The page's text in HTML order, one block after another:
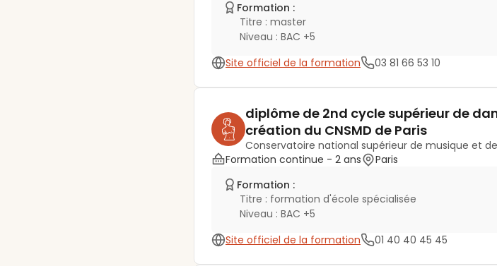
Formation :
Titre : master
Niveau : BAC +5
Site officiel de la formation
03 81 66 53 10
diplôme de 2nd cycle supérieur de
création du CNSMD de Paris
Conservatoire national supérieur de musique et
Formation continue - 2 ans
Paris
Formation :
Titre : formation d'école spécialisée
Niveau : BAC +5
Site officiel de la formation
01 40 40 45 45